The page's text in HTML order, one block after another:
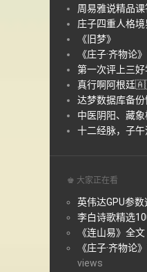
周易雅说精品
庄子四重人格
《旧梦》
《庄子·齐物论
第一次评上三好
真行啊阿根廷
达梦数据库备
中医阴阳、藏
十二经脉，子午
♚ 大家正在看
英伟达GPU参数
李白诗歌精选
《连山易》全文
《庄子·齐物论
views